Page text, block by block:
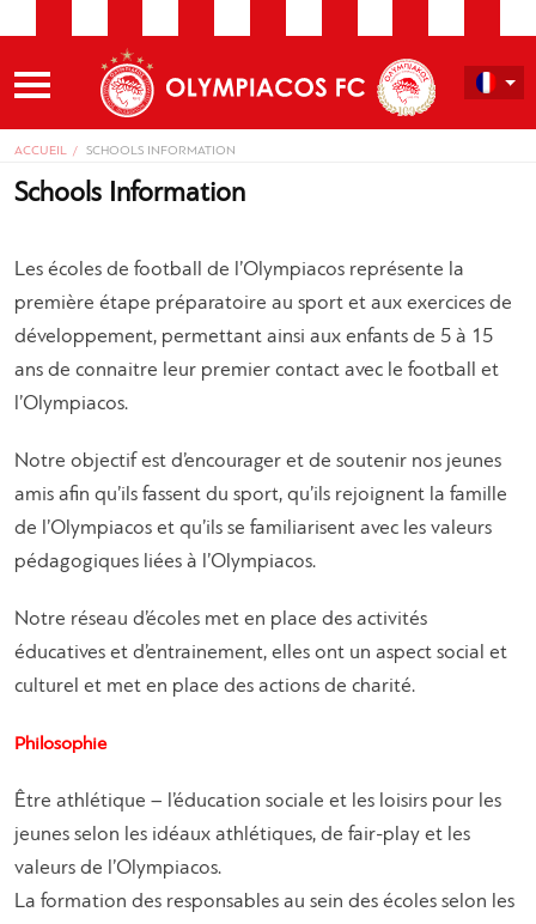
ACCUEIL SCHOOLS INFORMATION
Schools Information
Les écoles de football de l’Olympiacos représente la
première étape préparatoire au sport et aux exercices de
développement, permettant ainsi aux enfants de 5 à 15
ans de connaitre leur premier contact avec le football et
l’Olympiacos.
Notre objectif est d’encourager et de soutenir nos jeunes
amis afin qu’ils fassent du sport, qu’ils rejoignent la famille
de l’Olympiacos et qu’ils se familiarisent avec les valeurs
pédagogiques liées à l’Olympiacos.
Notre réseau d’écoles met en place des activités
éducatives et d’entrainement, elles ont un aspect social et
culturel et met en place des actions de charité.
Philosophie
Être athlétique – l’éducation sociale et les loisirs pour les
jeunes selon les idéaux athlétiques, de fair-play et les
valeurs de l’Olympiacos.
La formation des responsables au sein des écoles selon les